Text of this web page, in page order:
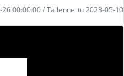
26 00:00:00 / Tallennettu 2023-05-10